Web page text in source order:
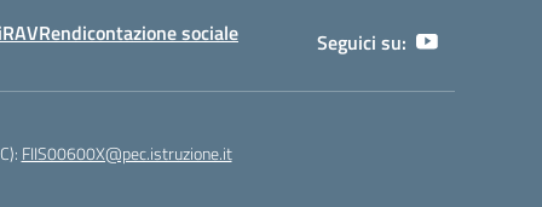
RAVRendicontazione sociale Seguici su:
FIIS00600X@pec.istruzione.it